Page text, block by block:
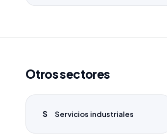
Otros sectores
S Servicios industriales